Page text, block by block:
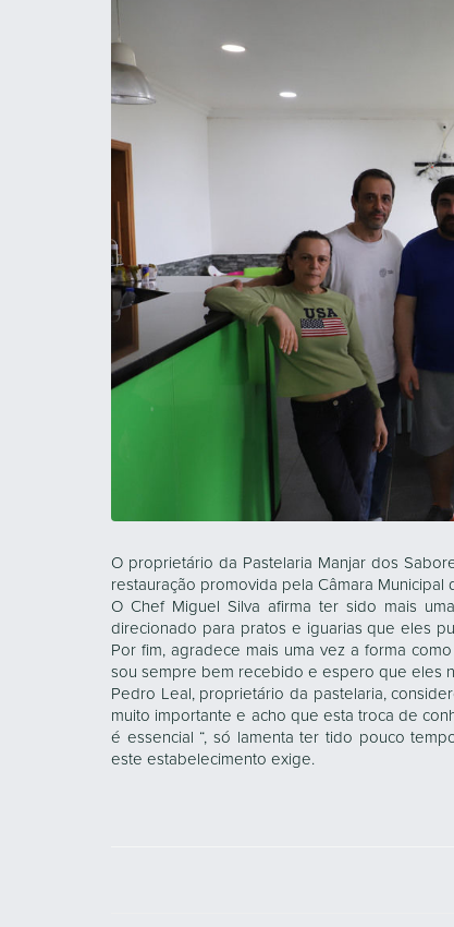
O proprietário da Pastelaria Manjar dos
restauração promovida pela Câmara Municipal
O Chef Miguel Silva afirma ter sido mais
direcionado para pratos e iguarias que eles
Por fim, agradece mais uma vez a forma
sou sempre bem recebido e espero que eles
Pedro Leal, proprietário da pastelaria,
muito importante e acho que esta troca de
é essencial “, só lamenta ter tido pouco
este estabelecimento exige.